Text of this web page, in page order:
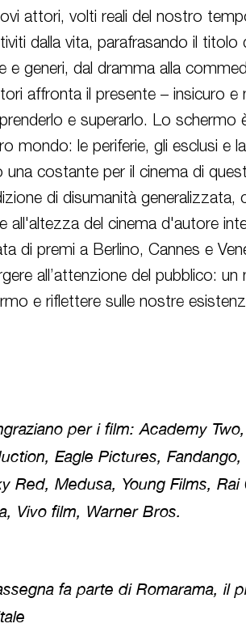
attori, volti reali del nostro
dalla vita, parafrasando il titolo
e generi, dal dramma alla
affronta il presente – insicuro
e superarlo. Lo schermo
mondo: le periferie, gli esclusi e
una costante per il cinema di
di disumanità
all'altezza del cinema d'autore
di premi a Berlino, Cannes e
all’attenzione del pubblico:
e riflettere sulle nostre
per i film: Academy
Eagle Pictures,
Red, Medusa, Young Films,
Vivo film, Warner Bros.
fa parte di Romarama, il